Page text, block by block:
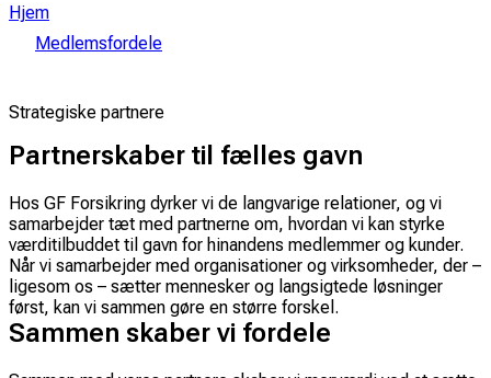
Hjem
Medlemsfordele
Strategiske partnere
Partnerskaber til fælles gavn
Hos GF Forsikring dyrker vi de langvarige relationer, og vi
samarbejder tæt med partnerne om, hvordan vi kan styrke
værditilbuddet til gavn for hinandens medlemmer og kunder.
Når vi samarbejder med organisationer og virksomheder, der –
ligesom os – sætter mennesker og langsigtede løsninger
først, kan vi sammen gøre en større forskel.
Sammen skaber vi fordele